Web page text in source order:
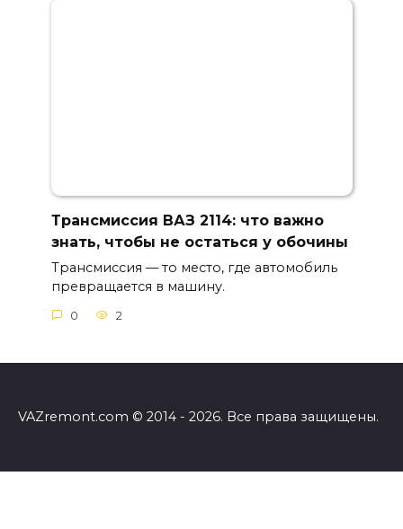
Трансмиссия ВАЗ 2114: что важно
знать, чтобы не остаться у обочины
Трансмиссия — то место, где автомобиль
превращается в машину.
0 2
VAZremont.com © 2014 - 2026. Все права защищены.